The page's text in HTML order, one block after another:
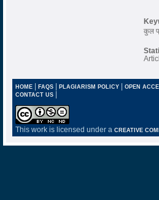
कुल
HOME| FAQS| PLAGIARISM POLICY| OPEN
CONTACT US |
This work is licensed under a CREATIVE